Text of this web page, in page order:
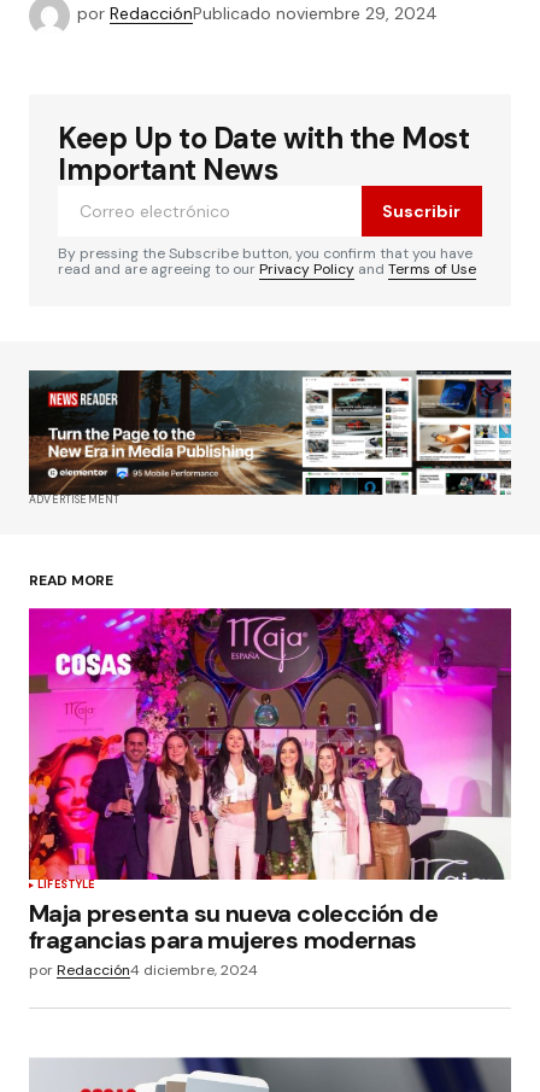
por RedacciónPublicado noviembre 29, 2024
Keep Up to Date with the Most
Important News
Suscribir
By pressing the Subscribe button, you confirm that you have
read and are agreeing to ourPrivacy Policy and Terms of Use
ADVERTISEMENT
READ MORE
LIFESTYLE
Maja presenta su nueva colección de
fragancias para mujeres modernas
porRedacción4 diciembre, 2024